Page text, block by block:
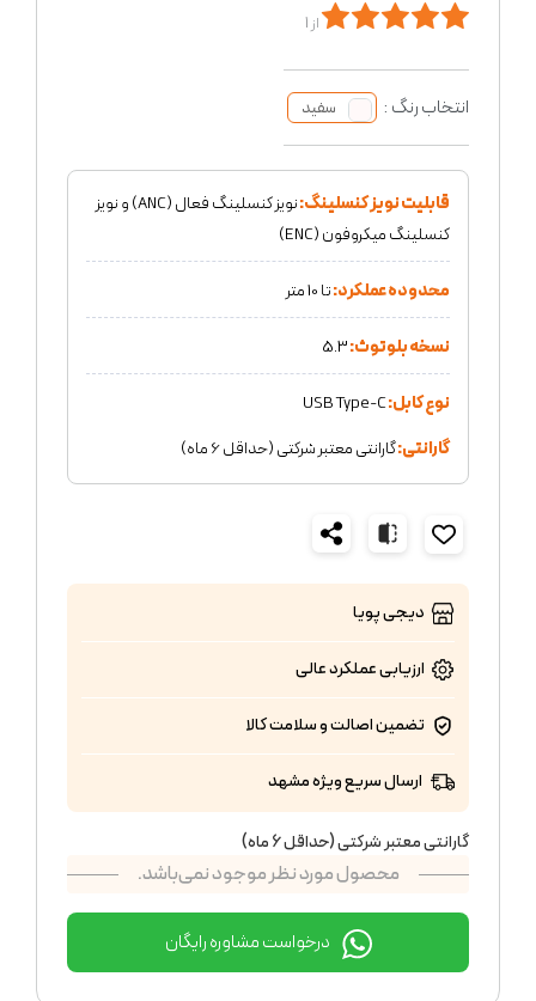
از 1
انتخاب رنگ : سفید
قابلیت نویز کنسلینگ:
نویز کنسلینگ فعال (ANC) و نویز
کنسلینگ میکروفون (ENC)
محدوده عملکرد:تا 10 متر
نسخه بلوتوث:5.3
نوع کابل:USB Type-C
گارانتی:گارانتی معتبر شرکتی (حداقل 6 ماه)
دیجی پویا
ارزیابی عملکردعالی
تضمین اصالت و سلامت کالا
ارسال سریع ویژه مشهد
گارانتی معتبر شرکتی (حداقل 6 ماه)
محصول مورد نظر موجود نمی‌باشد.
درخواست مشاوره رایگان